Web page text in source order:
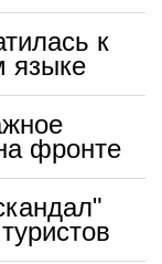
к
языке
фронте